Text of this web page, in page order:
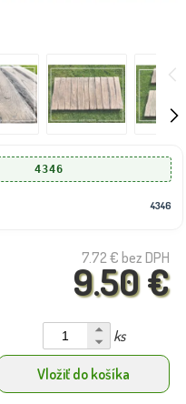
4346
4346
7.72 € bez DPH
9.50 €
ks
Vložiť do košíka